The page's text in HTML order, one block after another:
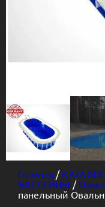
Главная /
БАССЕЙНЫ /
панельный